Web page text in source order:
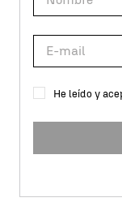
He leído y